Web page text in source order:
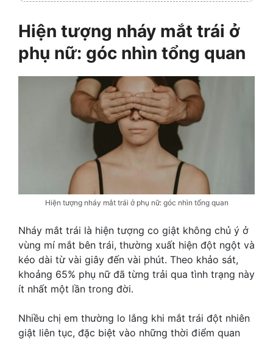
Hiện tượng nháy mắt trái ở
phụ nữ: góc nhìn tổng quan
Hiện tượng nháy mắt trái ở phụ nữ: góc nhìn tổng quan
Nháy mắt trái là hiện tượng co giật không chủ ý ở
vùng mí mắt bên trái, thường xuất hiện đột ngột và
kéo dài từ vài giây đến vài phút. Theo khảo sát,
khoảng 65% phụ nữ đã từng trải qua tình trạng này
ít nhất một lần trong đời.
Nhiều chị em thường lo lắng khi mắt trái đột nhiên
giật liên tục, đặc biệt vào những thời điểm quan